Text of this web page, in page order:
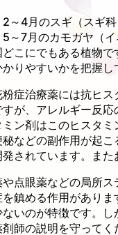
2～4月のスギ（スギ
～7月のカモガヤ（
どこにでもある植物
りやすいかを把握し
粉症治療薬には抗ヒ
すが、アレルギー反
ミン剤はこのヒスタ
などの副作用が起
されています。ま
や点眼薬などの局所
鎮める作用があり
ないのが特徴です。
師の説明を守ってく